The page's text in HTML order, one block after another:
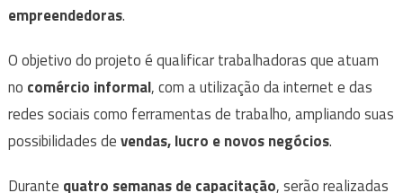
empreendedoras.
O objetivo do projeto é qualificar trabalhadoras que atuam
no comércio informal, com a utilização da internet e das
redes sociais como ferramentas de trabalho, ampliando suas
possibilidades devendas, lucro e novos negócios.
Durante quatro semanas de capacitação, serão realizadas